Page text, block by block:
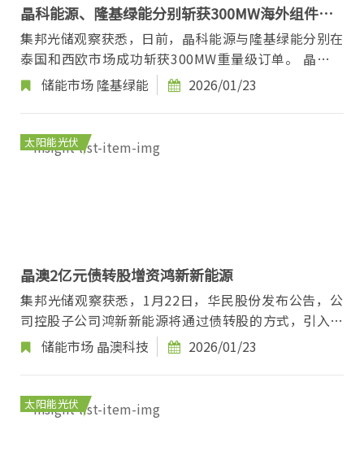
晶科能源、隆基绿能分别斩获300MW海外组件订
单
集邦光储观察获悉，日前，晶科能源与隆基绿能分别在
泰国和西欧市场成功斩获300MW重量级订单。 晶科能
源飞虎3斩获泰国300MW订单 2026年1月21日—晶科
储能市场 隆基绿能 2026/01/23
太阳能光伏
晶澳2亿元债转股增资鸿新新能源
集邦光储观察获悉，1月22日，华民股份发布公告，公
司控股子公司鸿新新能源将通过债转股的方式，引入行
业龙头晶澳科技旗下的全资孙公司—晶澳（无锡）光...
储能市场 晶澳科技 2026/01/23
太阳能光伏